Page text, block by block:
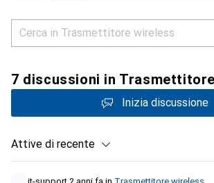
7 discussioni in
Inizia discussione
Attive di recente